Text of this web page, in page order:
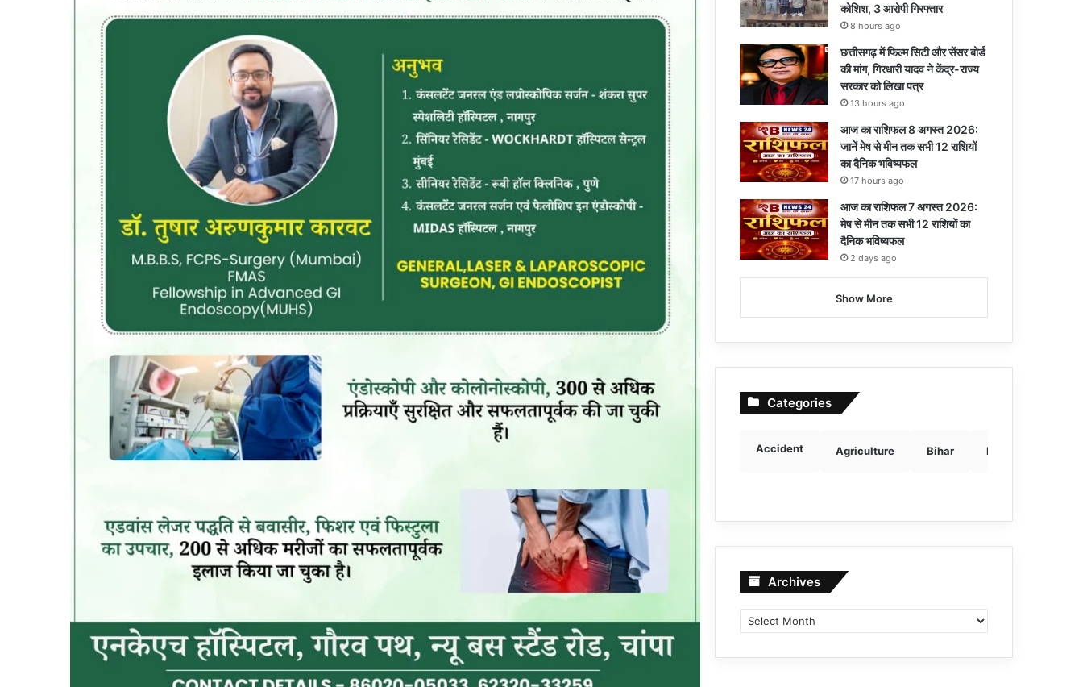
कोशिश, 3 आरोपी गिरफ्तार
8 hours ago
छत्तीसगढ़ में फिल्म सिटी और सेंसर बोर्ड
की मांग, गिरधारी यादव ने केंद्र-राज्य
सरकार को लिखा पत्र
13 hours ago
आज का राशिफल 8 अगस्त 2026:
जानें मेष से मीन तक सभी 12 राशियों
का दैनिक भविष्यफल
17 hours ago
आज का राशिफल 7 अगस्त 2026:
मेष से मीन तक सभी 12 राशियों का
दैनिक भविष्यफल
2 days ago
Show More
Categories
Accident Agriculture Bihar Breaking news
Archives Archives